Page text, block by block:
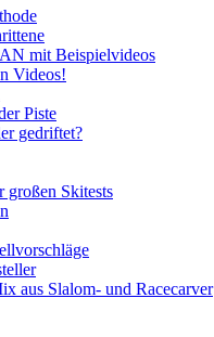
mit Beispielvideos
Videos!
Piste
gedriftet?
großen Skitests
aus Slalom- und Racecarver